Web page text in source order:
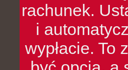
rachunek.
i
wypłacie. To